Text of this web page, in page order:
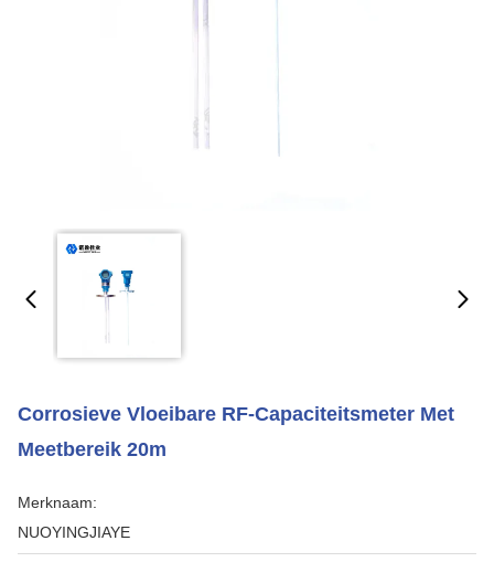
Corrosieve Vloeibare RF-Capaciteitsmeter Met
Meetbereik 20m
Merknaam:
NUOYINGJIAYE